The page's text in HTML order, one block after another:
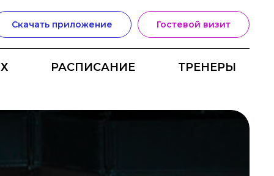
Скачать приложение Гостевой визит
РАСПИСАНИЕ ТРЕНЕРЫ